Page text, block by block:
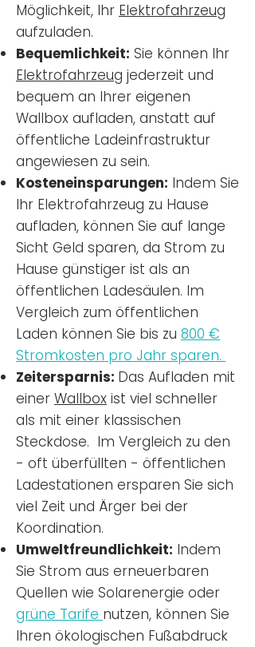
Möglichkeit, Ihr Elektrofahrzeug
aufzuladen.
Bequemlichkeit: Sie können Ihr
Elektrofahrzeug jederzeit und
bequem an Ihrer eigenen
Wallbox aufladen, anstatt auf
öffentliche Ladeinfrastruktur
angewiesen zu sein.
Kosteneinsparungen: Indem Sie
Ihr Elektrofahrzeug zu Hause
aufladen, können Sie auf lange
Sicht Geld sparen, da Strom zu
Hause günstiger ist als an
öffentlichen Ladesäulen. Im
Vergleich zum öffentlichen
Laden können Sie bis zu 800 €
Stromkosten pro Jahr sparen.
Zeitersparnis: Das Aufladen mit
einer Wallbox ist viel schneller
als mit einer klassischen
Steckdose. Im Vergleich zu den
- oft überfüllten - öffentlichen
Ladestationen ersparen Sie sich
viel Zeit und Ärger bei der
Koordination.
Umweltfreundlichkeit: Indem
Sie Strom aus erneuerbaren
Quellen wie Solarenergie oder
grüne Tarife nutzen, können Sie
Ihren ökologischen Fußabdruck